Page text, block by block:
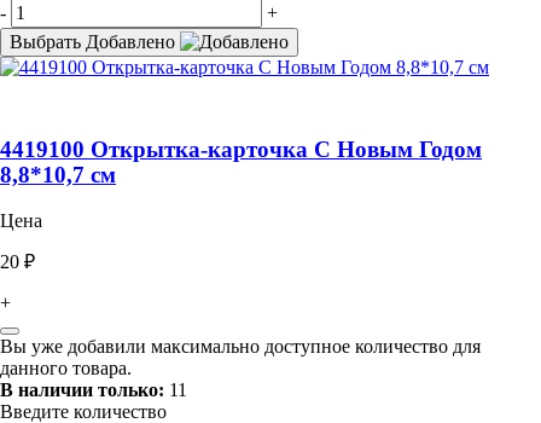
-
+
Выбрать Добавлено
4419100 Открытка-карточка С Новым Годом
8,8*10,7 см
Цена
20 ₽
+
Вы уже добавили максимально доступное количество для
данного товара.
В наличии только: 11
Введите количество